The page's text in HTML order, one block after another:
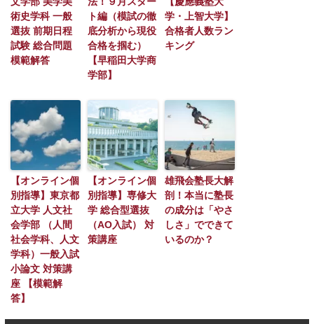
術史学科 一般
選抜 前期日程
試験 総合問題
模範解答
ト編（模試の徹
底分析から現役
合格を掴む）
【早稲田大学商
学部】
学・上智大学】
合格者人数ラン
キング
【オンライン個
別指導】東京都
立大学 人文社
会学部 （人間
社会学科、人文
学科）一般入試
小論文 対策講
座 【模範解
答】
【オンライン個
別指導】専修大
学 総合型選抜
（AO入試） 対
策講座
雄飛会塾長大解
剖！本当に塾長
の成分は「やさ
しさ」でできて
いるのか？